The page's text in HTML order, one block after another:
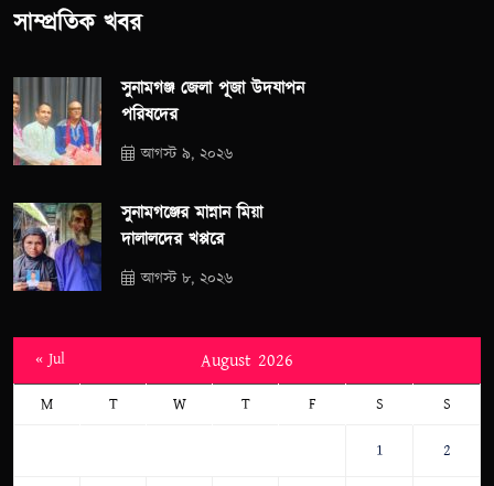
সাম্প্রতিক খবর
সুনামগঞ্জ জেলা পূজা উদযাপন
পরিষদের
আগস্ট ৯, ২০২৬
সুনামগঞ্জের মান্নান মিয়া
দালালদের খপ্পরে
আগস্ট ৮, ২০২৬
August 2026
M T W T F S S
1 2
« Jul